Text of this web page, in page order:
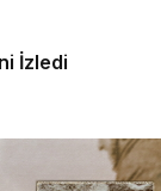
İzledi